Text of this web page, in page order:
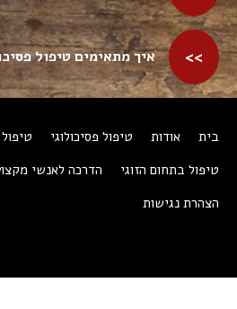
איך מתאימים טיפול
בית אודות טיפול פסיכולוגי
טיפול בתחום הזוגי
הדרכה לאנשי
הצהרת נגישות